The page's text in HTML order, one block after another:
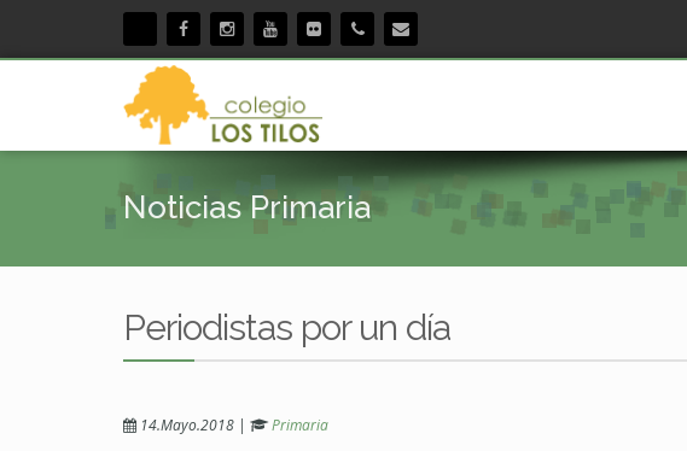
Noticias Primaria
Periodistas por un día
14.Mayo.2018 | Primaria